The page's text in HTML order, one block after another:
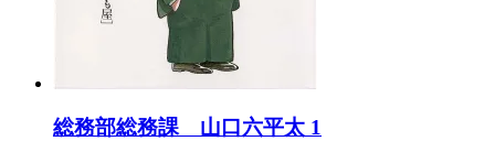
総務部総務課 山口六平太 1